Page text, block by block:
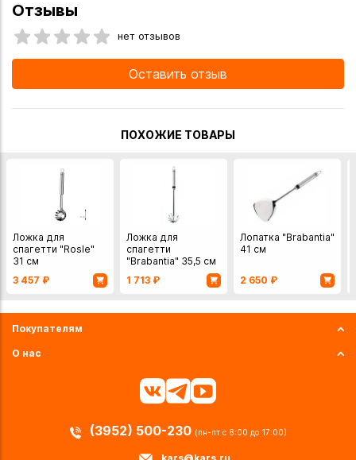
Отзывы
нет отзывов
Оставить отзыв
ПОХОЖИЕ ТОВАРЫ
Ложка для
спагетти "Rosle"
31 см
3 457 ₽
Ложка для
спагетти
"Brabantia" 35,5 см
1 713 ₽
Лопатка "Brabantia"
41 см
2 650 ₽
Покупателям
О нас
(3952) 500-230 (пн-пт с 8:00 до 17:00)